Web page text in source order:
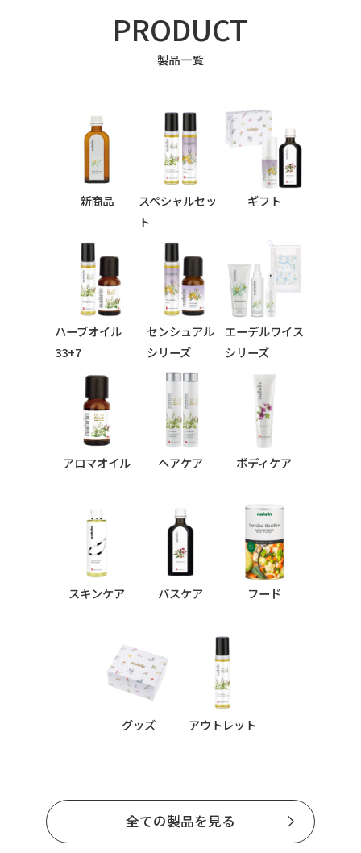
PRODUCT
製品一覧
新商品
スペシャルセッ
ト
ギフト
ハーブオイル
33+7
シリーズ
センシュアル
シリーズ
エーデルワイス
シリーズ
アロマオイル ヘアケア ボディケア
スキンケア バスケア フード
グッズ アウトレット
全ての製品を見る